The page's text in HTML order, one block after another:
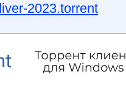
2023.torrent